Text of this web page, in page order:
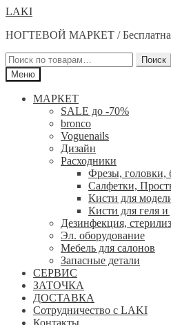
Перейти
навигации
Перейти
содержимому
LAKI
НОГТЕВОЙ МАРКЕТ / Бесплатная
Искать:
Поиск
Меню
МАРКЕТ
SALE до -70%
bronco
Voguenails
Дизайн
Расходники
Фрезы, головки,
Салфетки,
Кисти для
Кисти для геля
Дезинфекция,
Эл. оборудование
Мебель для салонов
Запасные детали
СЕРВИС
ЗАТОЧКА
ДОСТАВКА
Сотрудничество с LAKI
Контакты